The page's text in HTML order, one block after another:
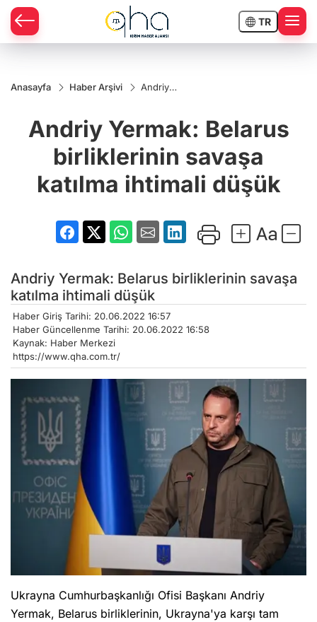
TR
Anasayfa Haber Arşivi
Andriy
birliklerinin
savaşa
ihtimali
düşük
Andriy Yermak: Belarus
birliklerinin savaşa
katılma ihtimali düşük
Andriy Yermak: Belarus birliklerinin savaşa
katılma ihtimali düşük
Haber Giriş Tarihi: 20.06.2022 16:57
Haber Güncellenme Tarihi: 20.06.2022 16:58
Kaynak: Haber Merkezi
https://www.qha.com.tr/
Ukrayna Cumhurbaşkanlığı Ofisi Başkanı Andriy
Yermak, Belarus birliklerinin, Ukrayna'ya karşı tam